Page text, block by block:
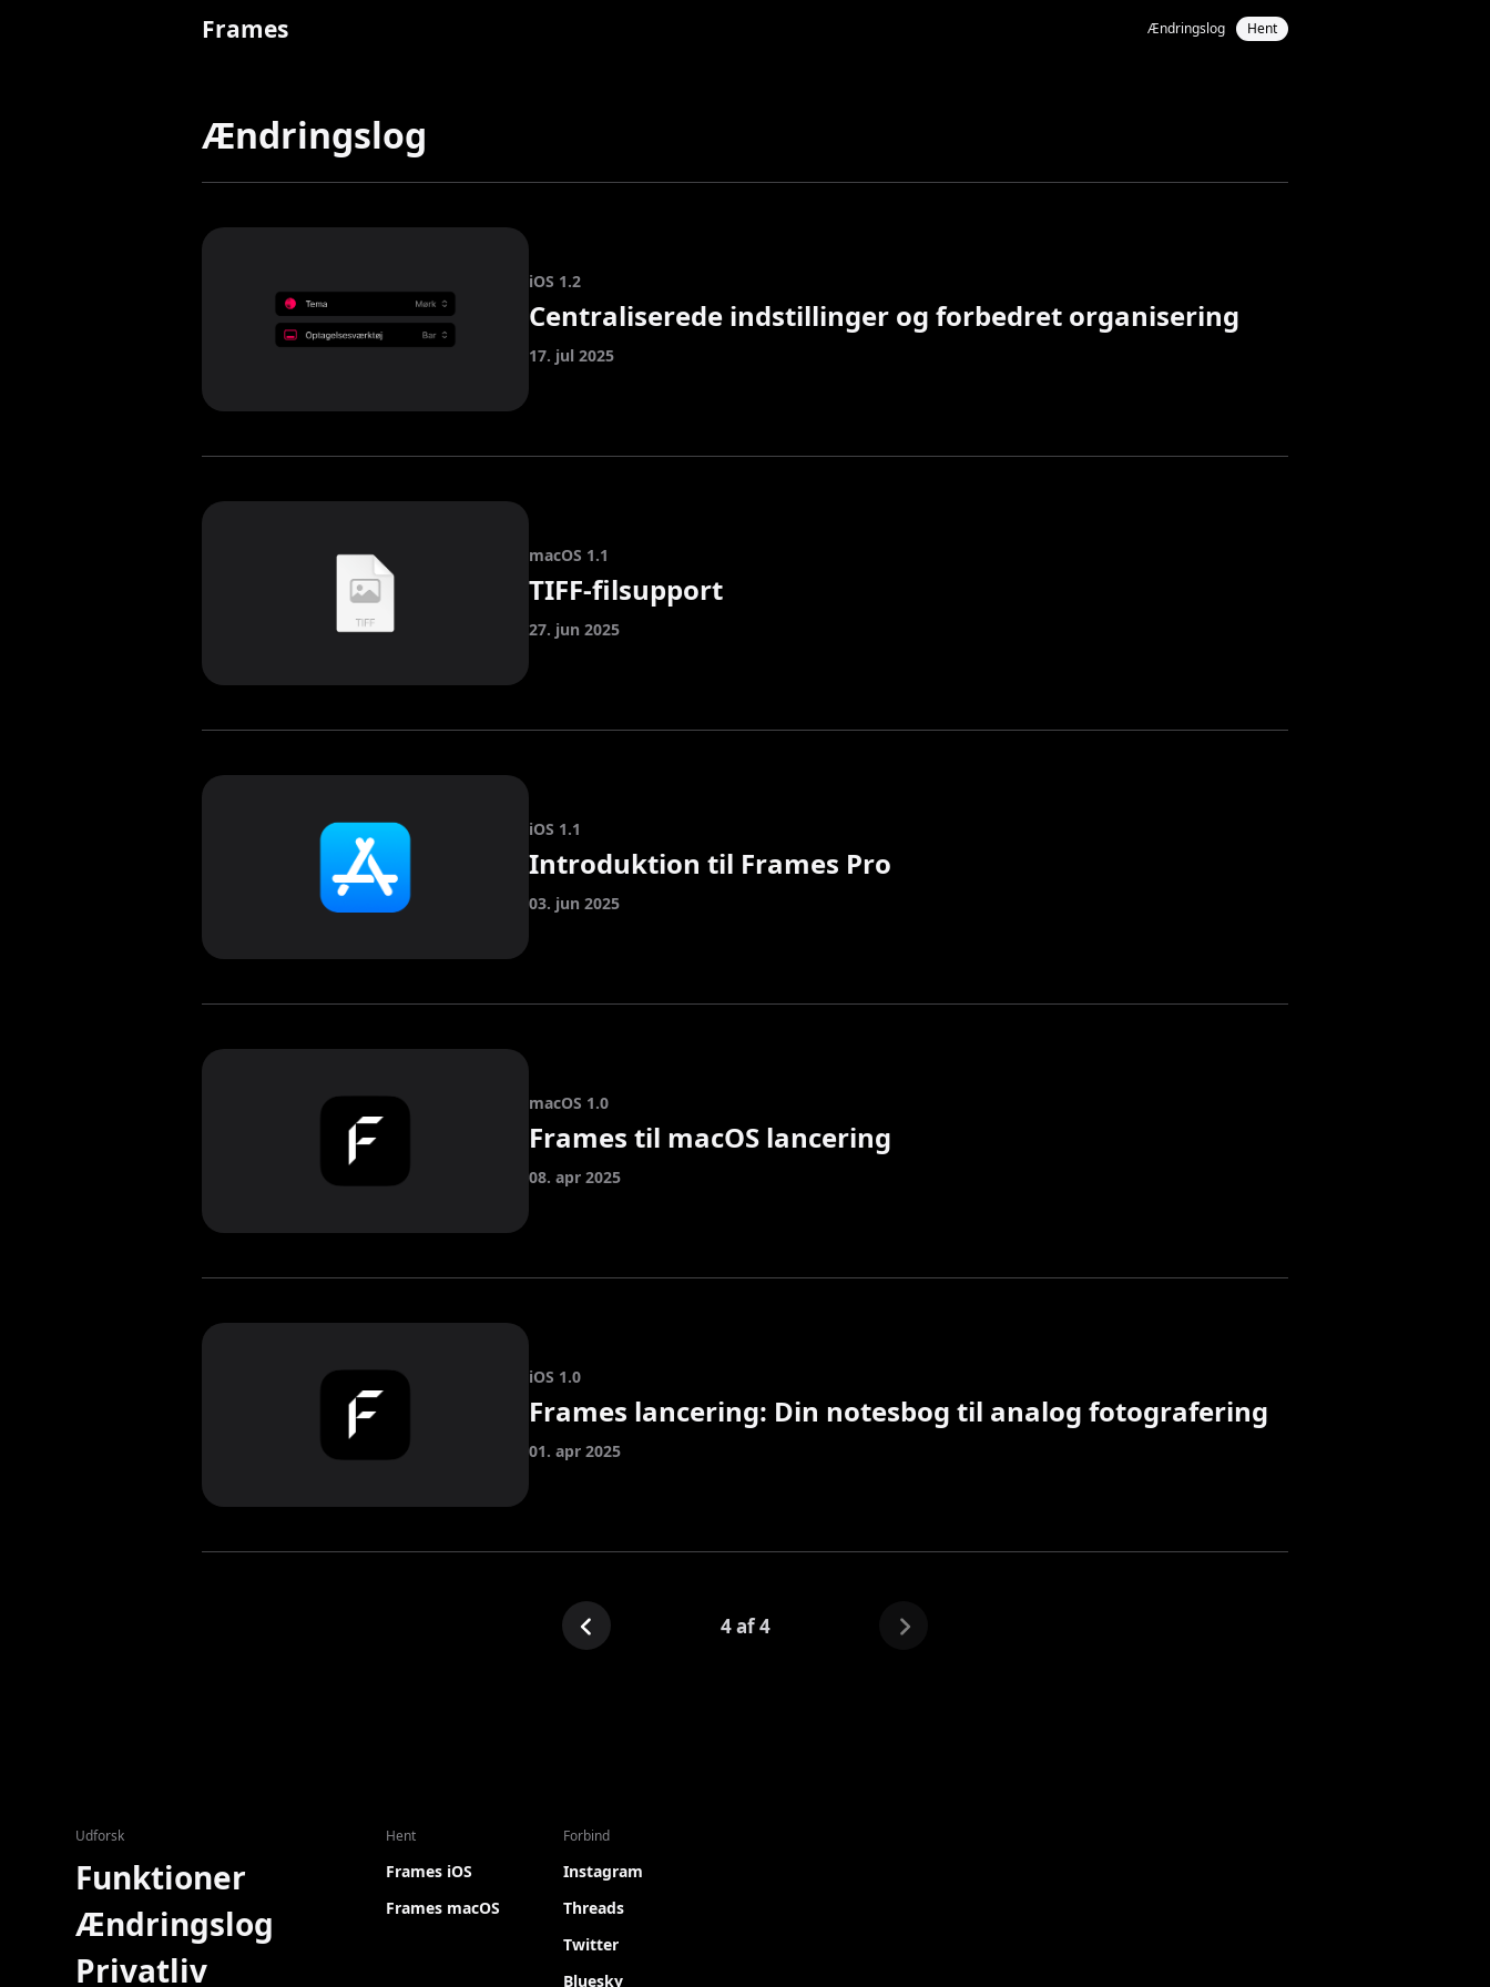
Frames Ændringslog Hent
Ændringslog
iOS 1.2
Centraliserede indstillinger og forbedret organisering
17. jul 2025
macOS 1.1
TIFF-filsupport
27. jun 2025
iOS 1.1
Introduktion til Frames Pro
03. jun 2025
macOS 1.0
Frames til macOS lancering
08. apr 2025
iOS 1.0
Frames lancering: Din notesbog til analog fotografering
01. apr 2025
4 af 4
Udforsk
Funktioner
Ændringslog
Privatliv
Hent
Frames iOS
Frames macOS
Forbind
Instagram
Threads
Twitter
Bluesky